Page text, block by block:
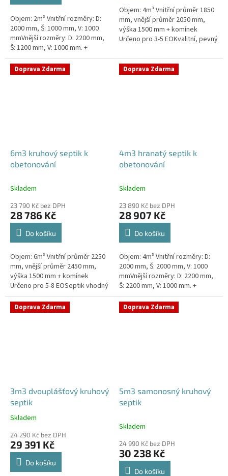
Objem: 2m³ Vnitřní rozměry: D:
2000 mm, Š: 1000 mm, V: 1000
mmVnější rozměry: D: 2200 mm,
Š: 1200 mm, V: 1000 mm. +
komínek Určeno pro 1-3
EOKvalitní, pevný septik bez
potřeby...
hvězdiček.
Objem: 4m³ Vnitřní průměr 1850
mm, vnější průměr 2050 mm,
výška 1500 mm + komínek
Určeno pro 3-5 EOKvalitní, pevný
obetonováníPrůměr a pozici
přítoku a odtoku...
Doprava Zdarma
6m3 kruhový septik k
obetonování
Skladem
23 790 Kč bez DPH
28 786 Kč
Do košíku
Objem: 6m³ Vnitřní průměr 2250
mm, vnější průměr 2450 mm,
výška 1500 mm + komínek
Určeno pro 5-8 EOSeptik vhodný
pod parkovací stání,
komunikace a do jílovité
zeminyPrůměr...
Doprava Zdarma
4m3 hranatý septik k
obetonování
Skladem
23 890 Kč bez DPH
28 907 Kč
Do košíku
Objem: 4m³ Vnitřní rozměry: D:
2000 mm, Š: 2000 mm, V: 1000
mmVnější rozměry: D: 2200 mm,
Š: 2200 mm, V: 1000 mm. +
komínek Určeno pro 3-5
EOSeptik vhodný pod parkovací
stání,...
Doprava Zdarma
3m3 dvouplášťový kruhový
septik
Průměrné
produktu
je
4,4
Skladem
24 290 Kč bez DPH
29 391 Kč
Do košíku
Doprava Zdarma
5m3 samonosný kruhový
septik
Skladem
24 990 Kč bez DPH
30 238 Kč
Do košíku